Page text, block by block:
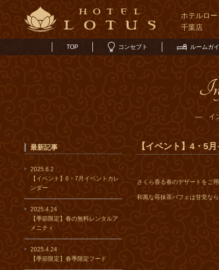
ホテルロ
千葉店
TOP コンセプト ルームガ
― イ
【イベント】4・5
さくら香る春のデザートをご
和風な苺抹茶パフェは甘党な
最新記事
2025.6.2
【イベント】6・7月イベントカレ
ンダー
2025.4.24
【季節限定】春の無料レンタルア
メニティ
2025.4.24
【季節限定】春季限定フード